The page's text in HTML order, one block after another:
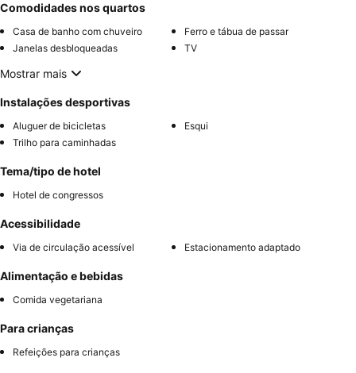
Comodidades nos quartos
Casa de banho com chuveiro
Ferro e tábua de passar
Janelas desbloqueadas
TV
Mostrar mais
Instalações desportivas
Aluguer de bicicletas
Esqui
Trilho para caminhadas
Tema/tipo de hotel
Hotel de congressos
Acessibilidade
Via de circulação acessível Estacionamento adaptado
Alimentação e bebidas
Comida vegetariana
Para crianças
Refeições para crianças